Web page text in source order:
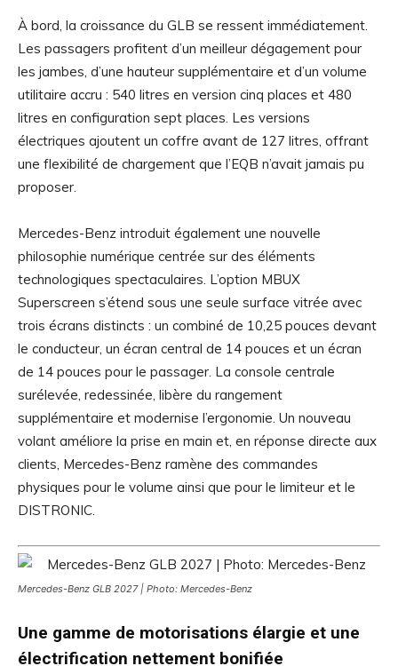
À bord, la croissance du GLB se ressent immédiatement.
Les passagers profitent d’un meilleur dégagement pour
les jambes, d’une hauteur supplémentaire et d’un volume
utilitaire accru : 540 litres en version cinq places et 480
litres en configuration sept places. Les versions
électriques ajoutent un coffre avant de 127 litres, offrant
une flexibilité de chargement que l’EQB n’avait jamais pu
proposer.
Mercedes-Benz introduit également une nouvelle
philosophie numérique centrée sur des éléments
technologiques spectaculaires. L’option MBUX
Superscreen s’étend sous une seule surface vitrée avec
trois écrans distincts : un combiné de 10,25 pouces devant
le conducteur, un écran central de 14 pouces et un écran
de 14 pouces pour le passager. La console centrale
surélevée, redessinée, libère du rangement
supplémentaire et modernise l’ergonomie. Un nouveau
volant améliore la prise en main et, en réponse directe aux
clients, Mercedes-Benz ramène des commandes
physiques pour le volume ainsi que pour le limiteur et le
DISTRONIC.
Mercedes-Benz GLB 2027 | Photo: Mercedes-Benz
Une gamme de motorisations élargie et une
électrification nettement bonifiée